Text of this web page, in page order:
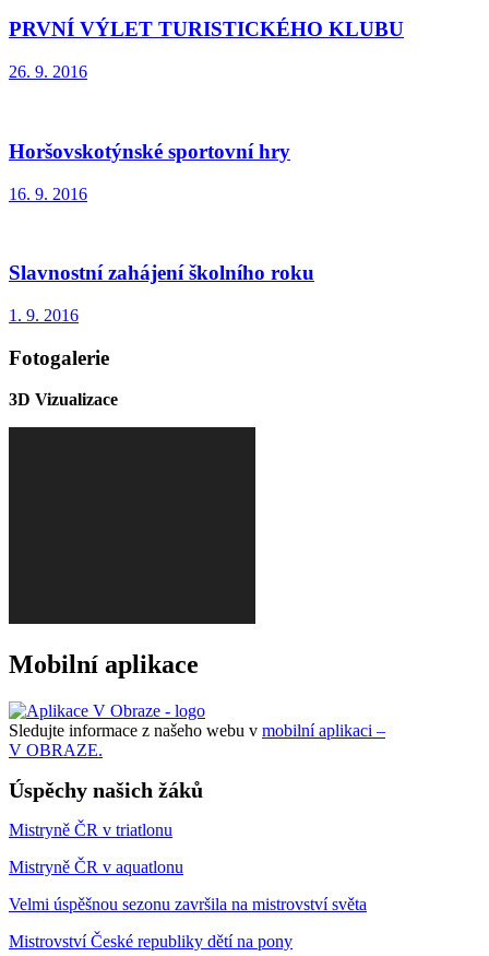
PRVNÍ VÝLET TURISTICKÉHO KLUBU
26. 9. 2016
Horšovskotýnské sportovní hry
16. 9. 2016
Slavnostní zahájení školního roku
1. 9. 2016
Fotogalerie
3D Vizualizace
Mobilní aplikace
Sledujte informace z našeho webu v mobilní aplikaci –
V OBRAZE.
Úspěchy našich žáků
Mistryně ČR v triatlonu
Mistryně ČR v aquatlonu
Velmi úspěšnou sezonu završila na mistrovství světa
Mistrovství České republiky dětí na pony